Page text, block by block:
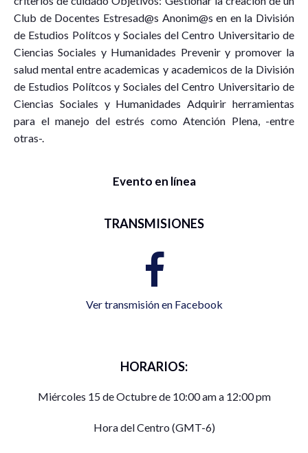
Club de Docentes Estresad@s Anonim@s en en la División
de Estudios Polítcos y Sociales del Centro Universitario de
Ciencias Sociales y Humanidades Prevenir y promover la
salud mental entre academicas y academicos de la División
de Estudios Polítcos y Sociales del Centro Universitario de
Ciencias Sociales y Humanidades Adquirir herramientas
para el manejo del estrés como Atención Plena, -entre
otras-.
Evento en línea
TRANSMISIONES
Ver transmisión en Facebook
HORARIOS:
Miércoles 15 de Octubre de 10:00 am a 12:00 pm
Hora del Centro (GMT-6)